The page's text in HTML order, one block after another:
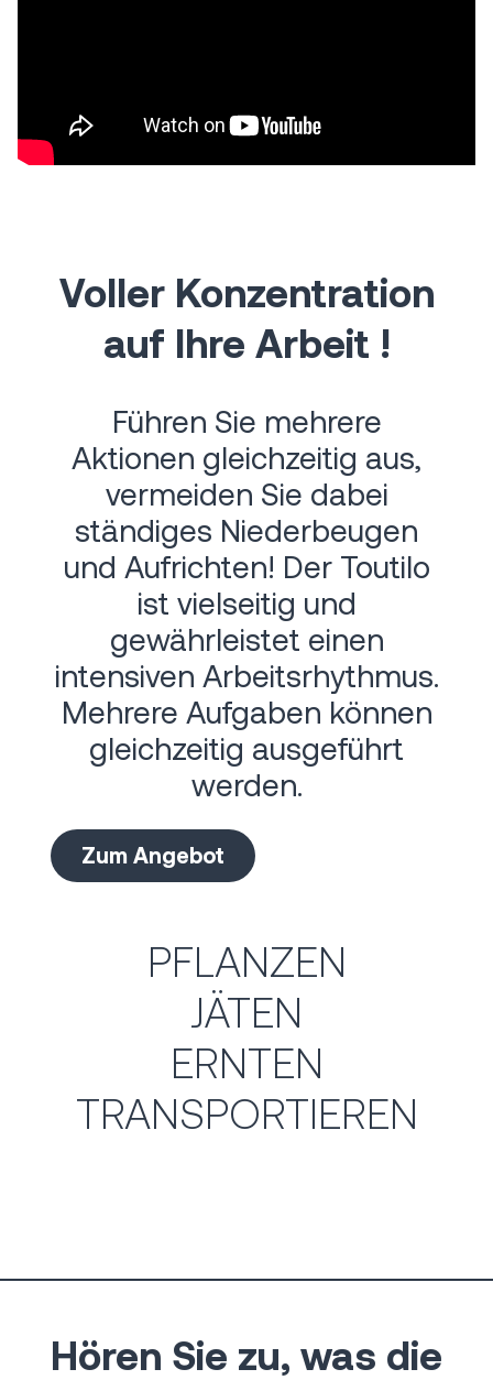
Voller Konzentration
auf Ihre Arbeit !
Führen Sie mehrere
Aktionen gleichzeitig aus,
vermeiden Sie dabei
ständiges Niederbeugen
und Aufrichten! Der Toutilo
ist vielseitig und
gewährleistet einen
intensiven Arbeitsrhythmus.
Mehrere Aufgaben können
gleichzeitig ausgeführt
werden.
Zum Angebot
PFLANZEN
JÄTEN
ERNTEN
TRANSPORTIEREN
Hören Sie zu, was die